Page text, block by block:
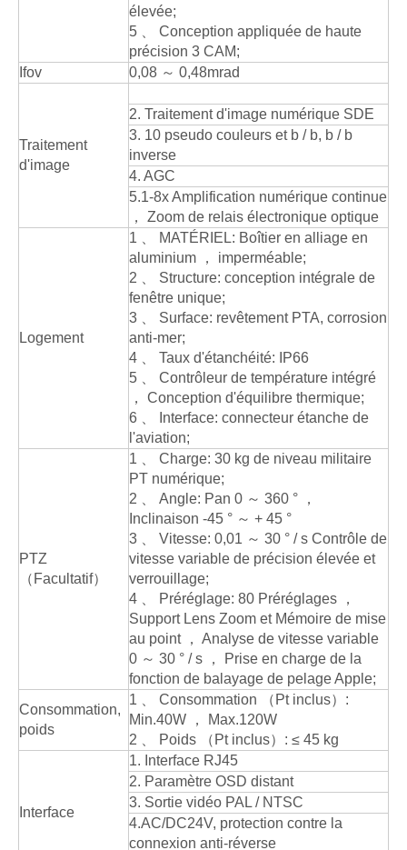
élevée;
5 、 Conception appliquée de haute
précision 3 CAM;
Ifov
0,08 ～ 0,48mrad
Traitement
d'image
2. Traitement d'image numérique SDE
3. 10 pseudo couleurs et b / b, b / b
inverse
4. AGC
5.1-8x Amplification numérique continue
， Zoom de relais électronique optique
Logement
1 、 MATÉRIEL: Boîtier en alliage en
aluminium ， imperméable;
2 、 Structure: conception intégrale de
fenêtre unique;
3 、 Surface: revêtement PTA, corrosion
anti-mer;
4 、 Taux d'étanchéité: IP66
5 、 Contrôleur de température intégré
， Conception d'équilibre thermique;
6 、 Interface: connecteur étanche de
l'aviation;
PTZ
（Facultatif）
1 、 Charge: 30 kg de niveau militaire
PT numérique;
2 、 Angle: Pan 0 ～ 360 ° ，
Inclinaison -45 ° ～ + 45 °
3 、 Vitesse: 0,01 ～ 30 ° / s Contrôle de
vitesse variable de précision élevée et
verrouillage;
4 、 Préréglage: 80 Préréglages ，
Support Lens Zoom et Mémoire de mise
au point ， Analyse de vitesse variable
0 ～ 30 ° / s ， Prise en charge de la
fonction de balayage de pelage Apple;
Consommation,
poids
1 、 Consommation （Pt inclus）:
Min.40W ， Max.120W
2 、 Poids （Pt inclus）: ≤ 45 kg
Interface
1. Interface RJ45
2. Paramètre OSD distant
3. Sortie vidéo PAL / NTSC
4.AC/DC24V, protection contre la
connexion anti-réverse